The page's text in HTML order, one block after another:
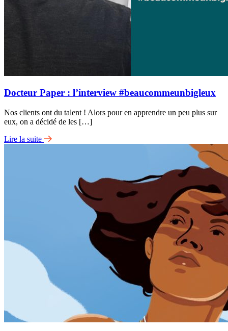
Docteur Paper : l’interview #beaucommeunbigleux
Nos clients ont du talent ! Alors pour en apprendre un peu plus sur
eux, on a décidé de les […]
Lire la suite